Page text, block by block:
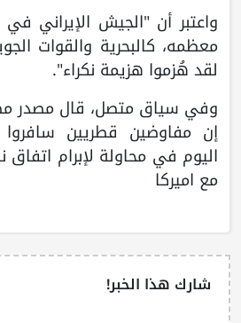
واعتبر أن "الجيش الإيراني
معظمه، كالبحرية والقوات
لقد هُزموا هزيمة نكراء".
وفي سياق متصل، قال مصدر
إن مفاوضين قطريين
اليوم في محاولة لإبرام
مع اميركا
شارك هذا الخبر!